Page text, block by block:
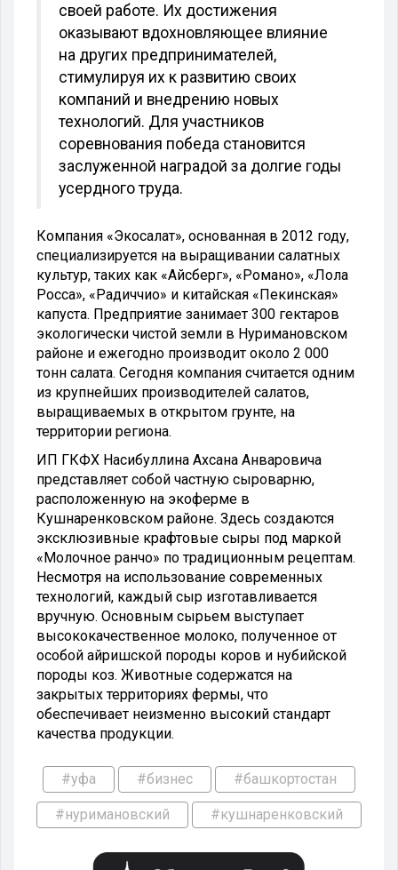
своей работе. Их достижения
оказывают вдохновляющее влияние
на других предпринимателей,
стимулируя их к развитию своих
компаний и внедрению новых
технологий. Для участников
соревнования победа становится
заслуженной наградой за долгие годы
усердного труда.
Компания «Экосалат», основанная в 2012 году,
специализируется на выращивании салатных
культур, таких как «Айсберг», «Романо», «Лола
Росса», «Радиччио» и китайская «Пекинская»
капуста. Предприятие занимает 300 гектаров
экологически чистой земли в Нуримановском
районе и ежегодно производит около 2 000
тонн салата. Сегодня компания считается одним
из крупнейших производителей салатов,
выращиваемых в открытом грунте, на
территории региона.
ИП ГКФХ Насибуллина Ахсана Анваровича
представляет собой частную сыроварню,
расположенную на экоферме в
Кушнаренковском районе. Здесь создаются
эксклюзивные крафтовые сыры под маркой
«Молочное ранчо» по традиционным рецептам.
Несмотря на использование современных
технологий, каждый сыр изготавливается
вручную. Основным сырьем выступает
высококачественное молоко, полученное от
особой айришской породы коров и нубийской
породы коз. Животные содержатся на
закрытых территориях фермы, что
обеспечивает неизменно высокий стандарт
качества продукции.
#уфа #бизнес #башкортостан
#нуримановский #кушнаренковский